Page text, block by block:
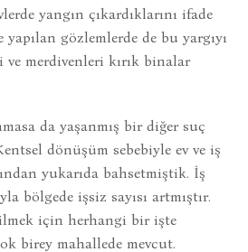
yangın çıkardıklarını ifade
yapılan gözlemlerde de bu yargıyı
merdivenleri kırık binalar
da yaşanmış bir diğer suç
dönüşüm sebebiyle ev ve iş
yukarıda bahsetmiştik. İş
bölgede işsiz sayısı artmıştır.
için herhangi bir işte
birey mahallede mevcut.